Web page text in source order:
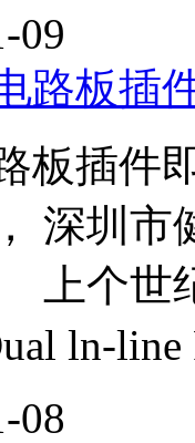
09
路板插
插件即
深圳市
个世纪
ln-
08